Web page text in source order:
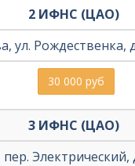
2 ИФНС (ЦАО)
ул. Рождественка,
30 000 руб
3 ИФНС (ЦАО)
Электрический,